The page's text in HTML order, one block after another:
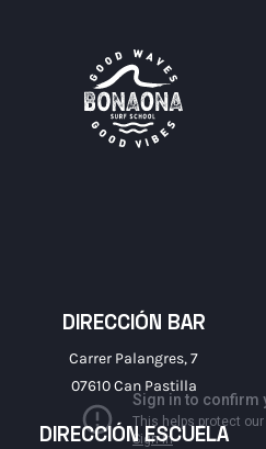
DIRECCIÓN BAR
Carrer Palangres, 7
07610 Can Pastilla
DIRECCIÓN ESCUELA